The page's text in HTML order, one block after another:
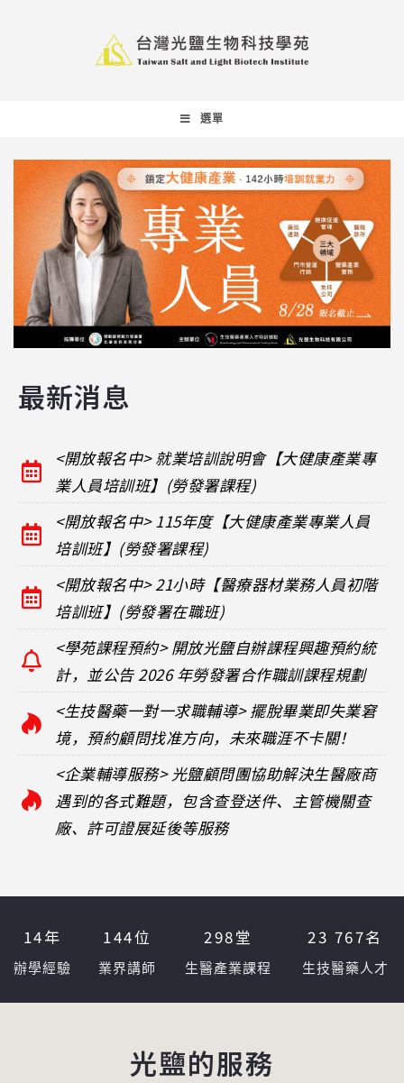
選單
最新消息
<開放報名中> 就業培訓說明會【大健康產業專
業人員培訓班】(勞發署課程)
<開放報名中> 115年度【大健康產業專業人員
培訓班】(勞發署課程)
<開放報名中> 21小時【醫療器材業務人員初階
培訓班】(勞發署在職班)
<學苑課程預約> 開放光鹽自辦課程興趣預約統
計，並公告 2026 年勞發署合作職訓課程規劃
<生技醫藥一對一求職輔導> 擺脫畢業即失業窘
境，預約顧問找准方向，未來職涯不卡關！
<企業輔導服務> 光鹽顧問團協助解決生醫廠商
遇到的各式難題，包含查登送件、主管機關查
廠、許可證展延後等服務
辦學經驗
14年
業界講師
144位
生醫產業課程
298堂
生技醫藥人才
23 767名
光鹽的服務